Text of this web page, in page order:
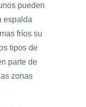
pueden
espalda
fríos su
tipos de
parte de
zonas